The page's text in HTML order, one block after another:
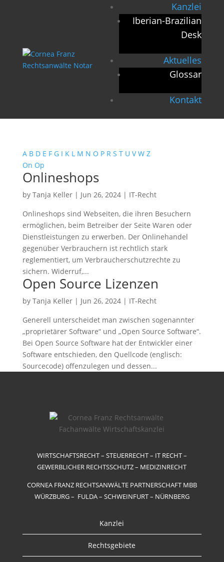
Kanzlei
Iberian-Brazilian
Desk
Aktuelles
Glossar
Kontakt
A B D E F G I K L M N O P R S T U V W Z
On Op
Onlineshops
by Tanja Keller| Jun 26, 2024| IT-Recht
Onlineshops sind Webseiten, die ihren Besuchern
ermöglichen, beim Betreiber der Seite Waren oder
Dienstleistungen zu erwerben. Der Onlinehandel
gegenüber Verbrauchern ist rechtlich stark
reglementiert, um Verbraucherschutzrechte zu
sichern. Widerruf,...
Open Source Lizenzen
by Tanja Keller| Jun 26, 2024| IT-Recht
Generell unterscheidet man zwischen sogenannter
„proprietärer Software“ und „Open Source Software“.
Bei Open Source Software hat der Entwickler einer
Software entschieden, den Quellcode (englisch:
Sourcecode) offenzulegen und dessen...
WIRTSCHAFTSRECHT – STEUERRECHT – IT RECHT –
GEWERBLICHER RECHTSSCHUTZ – MEDIZINRECHT
CORNEA FRANZ RECHTSANWÄLTE PARTNERSCHAFT MBB
WÜRZBURG – FULDA – SCHWEINFURT – NÜRNBERG
Kanzlei
Rechtsgebiete